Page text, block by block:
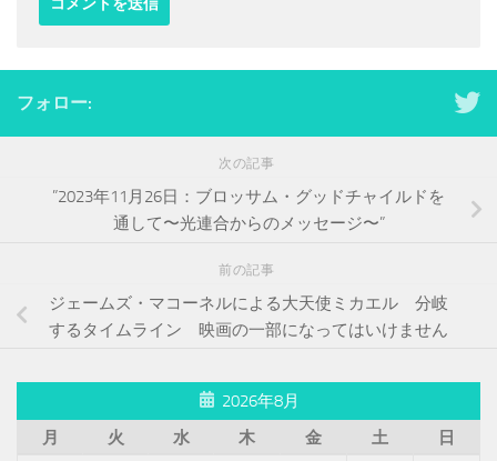
フォロー:
次の記事
”2023年11月26日：ブロッサム・グッドチャイルドを
通して〜光連合からのメッセージ〜”
前の記事
ジェームズ・マコーネルによる大天使ミカエル 分岐
するタイムライン 映画の一部になってはいけません
2026年8月
月
火 水 木 金 土
日